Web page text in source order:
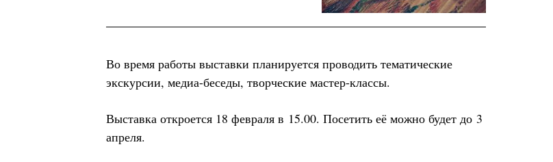
Во время работы выставки планируется проводить тематические
экскурсии, медиа-беседы, творческие мастер-классы.
Выставка откроется 18 февраля в 15.00. Посетить её можно будет до 3
апреля.